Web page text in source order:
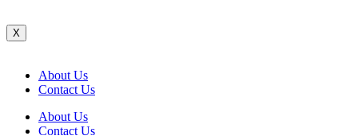
X
About Us
Contact Us
About Us
Contact Us